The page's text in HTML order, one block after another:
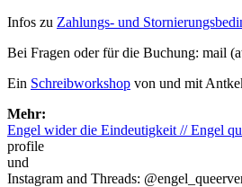
Infos zu Zahlungs- und
Bei Fragen oder für die Buchung: mail
Ein Schreibworkshop von und mit
Mehr:
Engel wider die Eindeutigkeit // Engel
profile
und
Instagram and Threads: